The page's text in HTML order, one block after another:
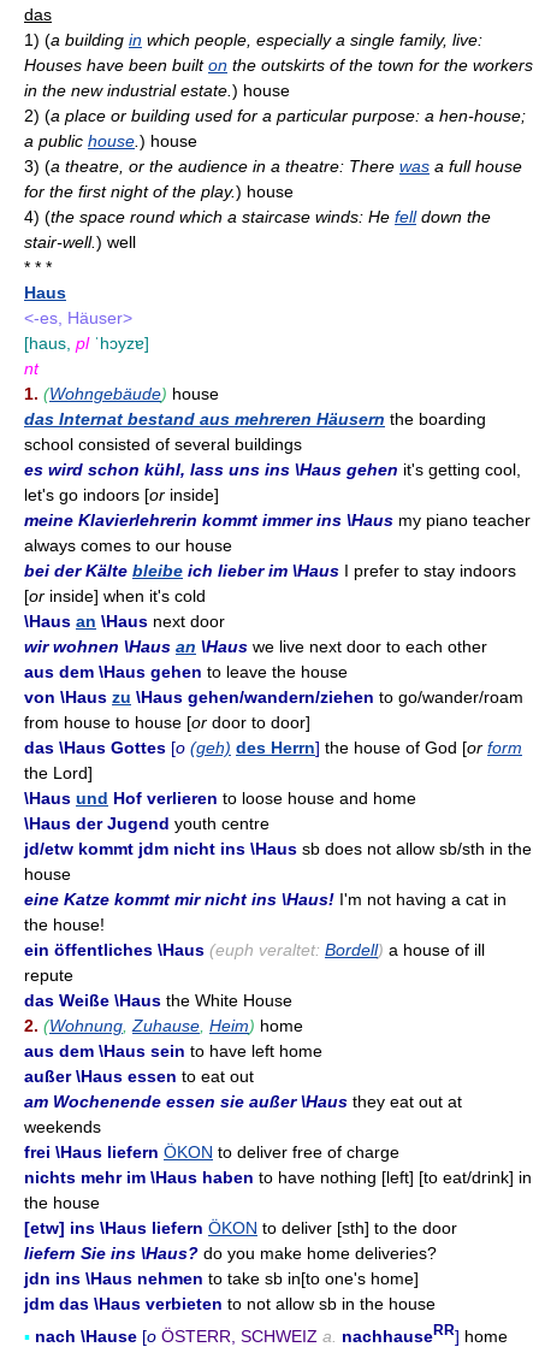
das
1) (a building in which people, especially a single family, live:
Houses have been builton the outskirts of the town for the workers
in the new industrial estate. ) house
2) (a place or building used for a particular purpose: a hen-house;
a public house ) house
3) (a theatre, or the audience in a theatre: There was a full house
for the first night of the play.) house
4) (the space round which a staircase winds: He felldown the
stair-well.) well
* * *
Haus
<-es, Häuser>
[haus, pl ˈhɔyzɐ]
nt
1. (Wohngebäude) house
das Internat bestand aus mehreren Häusern the boarding
school consisted of several buildings
es wird schon kühl, lass uns ins \Haus gehen it's getting cool,
let's go indoors [or inside]
meine Klavierlehrerin kommt immer ins \Haus my piano teacher
always comes to our house
bei der Kälte bleibe ich lieber im \Haus I prefer to stay indoors
[or inside] when it's cold
\Haus an \Haus next door
wir wohnen \Haus an \Haus we live next door to each other
aus dem \Haus gehen to leave the house
von \Haus zu \Haus gehen/wandern/ziehen to go/wander/roam
from house to house [or door to door]
das \Haus Gottes [o (geh) des Herrn] the house of God [or form
the Lord]
\Haus und Hof verlieren to loose house and home
\Haus der Jugend youth centre
jd/etw kommt jdm nicht ins \Haus sb does not allow sb/sth in the
house
eine Katze kommt mir nicht ins \Haus! I'm not having a cat in
the house!
ein öffentliches \Haus (euph veraltet: Bordell) a house of ill
repute
das Weiße \Haus the White House
2. (Wohnung Zuhause Heim) home
aus dem \Haus sein to have left home
außer \Haus essen to eat out
am Wochenende essen sie außer \Haus they eat out at
weekends
frei \Haus liefern ÖKON to deliver free of charge
nichts mehr im \Haus haben to have nothing [left] [to eat/drink] in
the house
[etw] ins \Haus liefern ÖKON to deliver [sth] to the door
liefern Sie ins \Haus? do you make home deliveries?
jdn ins \Haus nehmen to take sb in[to one's home]
jdm das \Haus verbieten to not allow sb in the house
▪ nach \Hause [o ÖSTERR, SCHWEIZ a. nachhauseRR] home